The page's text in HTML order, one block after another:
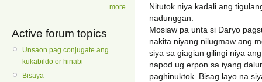
more
Active forum topics
Unsaon pag conjugate ang
kukabildo or hinabi
Bisaya
Nitutok niya kadali ang
nadunggan.
Mosiaw pa unta si Daryo
nakita niyang nilugmaw ang
siya sa giagian gilingi niya
napod ug erpon sa iyang
paghinuktok. Bisag layo na